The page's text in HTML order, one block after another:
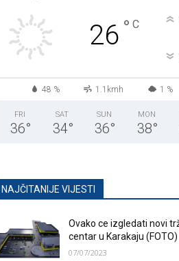
26 ° C
48 % 1.1kmh 1 %
FRI
36°
SAT
34°
SUN
36°
MON
38°
NAJČITANIJE VIJESTI
Ovako ce izgledati novi
centar u Karakaju (FOTO)
07/07/2023